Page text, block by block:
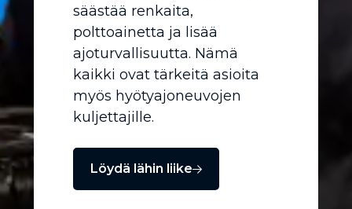
säästää renkaita,
polttoainetta ja lisää
ajoturvallisuutta. Nämä
kaikki ovat tärkeitä asioita
myös hyötyajoneuvojen
kuljettajille.
Löydä lähin liike